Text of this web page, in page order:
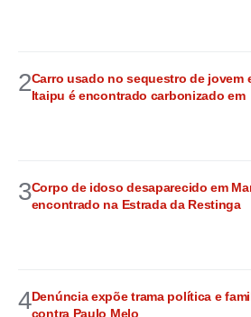
2Carro usado no sequestro de jovem
Itaipu é encontrado carbonizado em
3Corpo de idoso desaparecido em
encontrado na Estrada da Restinga
4Denúncia expõe trama política e
contra Paulo Melo